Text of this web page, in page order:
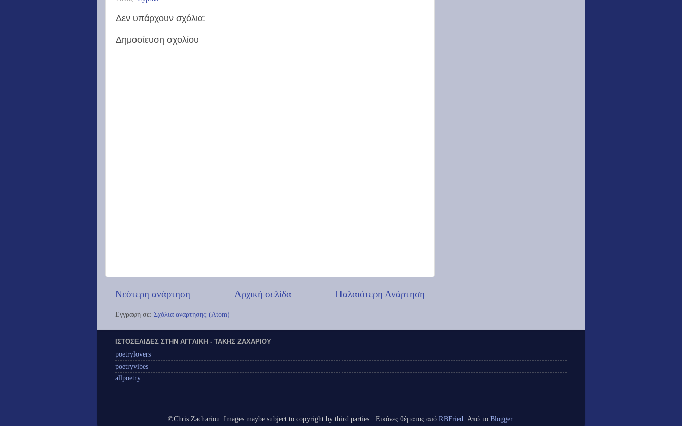
Δεν υπάρχουν σχόλια:
Δημοσίευση σχολίου
Νεότερη ανάρτηση Παλαιότερη Ανάρτηση
Αρχική σελίδα
Εγγραφή σε: Σχόλια ανάρτησης (Atom)
ΙΣΤΟΣΕΛΊΔΕΣ ΣΤΗΝ ΑΓΓΛΙΚΉ - ΤΆΚΗΣ ΖΑΧΑΡΊΟΥ
poetrylovers
poetryvibes
allpoetry
©Chris Zachariou. Images maybe subject to copyright by third parties.. Εικόνες θέματος από RBFried . Από το Blogger.